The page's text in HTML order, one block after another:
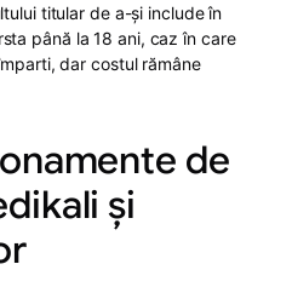
titular de a-și include în
până la 18 ani, caz în care
dar costul rămâne
de
și